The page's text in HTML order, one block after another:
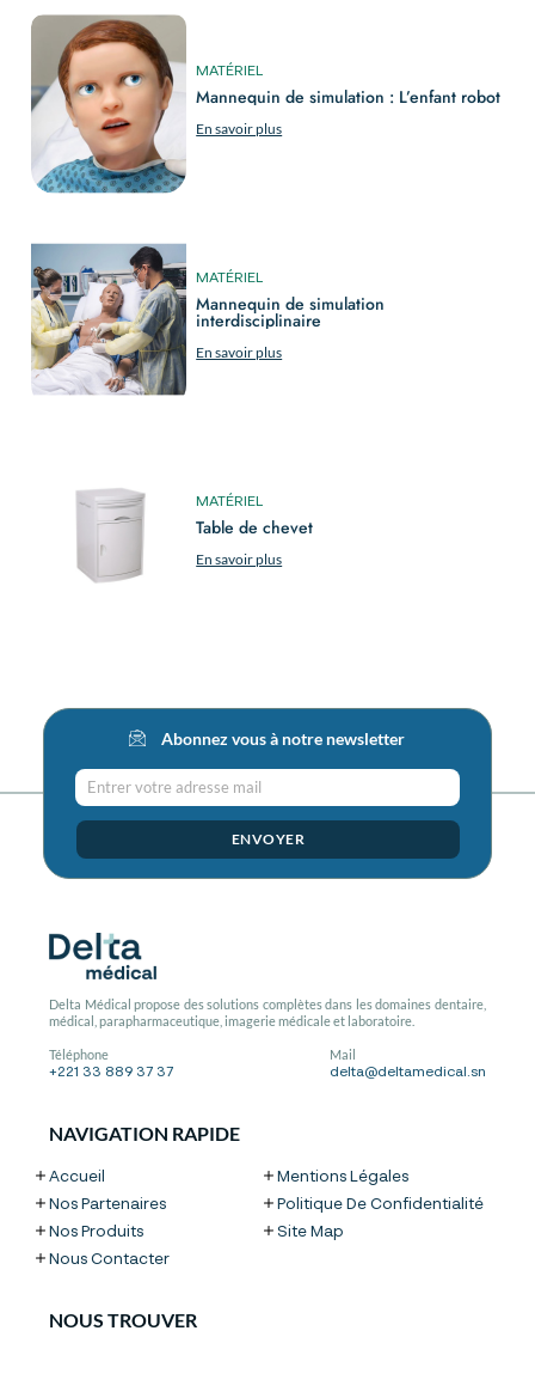
MATÉRIEL
Mannequin de simulation : L’enfant robot
En savoir plus
MATÉRIEL
Mannequin de simulation
interdisciplinaire
En savoir plus
MATÉRIEL
Table de chevet
En savoir plus
Abonnez vous à notre newsletter
Entrer votre adresse mail
ENVOYER
Delta Médical propose des solutions complètes dans les domaines dentaire,
médical, parapharmaceutique, imagerie médicale et laboratoire.
Téléphone
+221 33 889 37 37
Mail
delta@deltamedical.sn
NAVIGATION RAPIDE
Accueil
Nos Partenaires
Nos Produits
Nous Contacter
Mentions Légales
Politique De Confidentialité
Site Map
NOUS TROUVER